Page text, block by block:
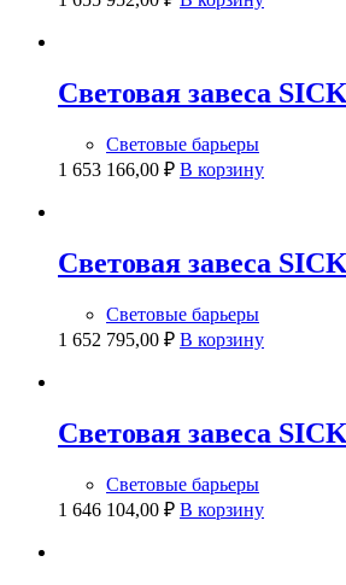
Световая завеса
Световые барьеры
1 653 166,00 ₽ В корзину
Световая завеса
Световые барьеры
1 652 795,00 ₽ В корзину
Световая завеса
Световые барьеры
1 646 104,00 ₽ В корзину